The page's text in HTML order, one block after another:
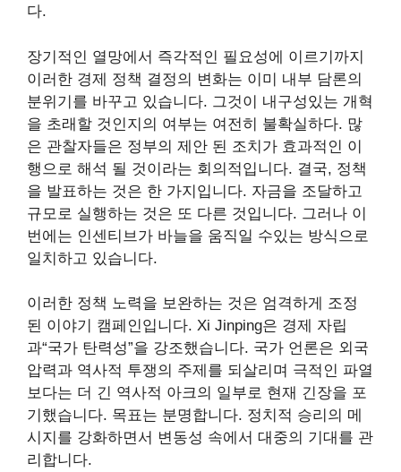
다.
장기적인 열망에서 즉각적인 필요성에 이르기까지
이러한 경제 정책 결정의 변화는 이미 내부 담론의
분위기를 바꾸고 있습니다. 그것이 내구성있는 개혁
을 초래할 것인지의 여부는 여전히 불확실하다. 많
은 관찰자들은 정부의 제안 된 조치가 효과적인 이
행으로 해석 될 것이라는 회의적입니다. 결국, 정책
을 발표하는 것은 한 가지입니다. 자금을 조달하고
규모로 실행하는 것은 또 다른 것입니다. 그러나 이
번에는 인센티브가 바늘을 움직일 수있는 방식으로
일치하고 있습니다.
이러한 정책 노력을 보완하는 것은 엄격하게 조정
된 이야기 캠페인입니다. Xi Jinping은 경제 자립
과“국가 탄력성”을 강조했습니다. 국가 언론은 외국
압력과 역사적 투쟁의 주제를 되살리며 극적인 파열
보다는 더 긴 역사적 아크의 일부로 현재 긴장을 포
기했습니다. 목표는 분명합니다. 정치적 승리의 메
시지를 강화하면서 변동성 속에서 대중의 기대를 관
리합니다.